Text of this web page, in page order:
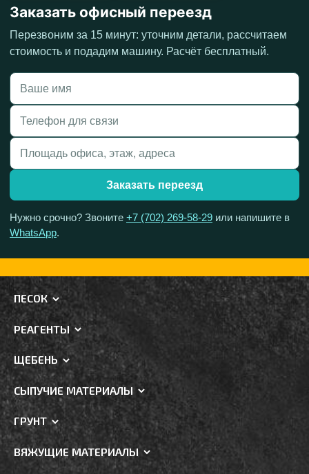
Заказать офисный переезд
Перезвоним за 15 минут: уточним детали, рассчитаем
стоимость и подадим машину. Расчёт бесплатный.
Заказать переезд
Нужно срочно? Звоните +7 (702) 269-58-29 или напишите в
WhatsApp.
ПЕСОК
РЕАГЕНТЫ
ЩЕБЕНЬ
СЫПУЧИЕ МАТЕРИАЛЫ
ГРУНТ
ВЯЖУЩИЕ МАТЕРИАЛЫ